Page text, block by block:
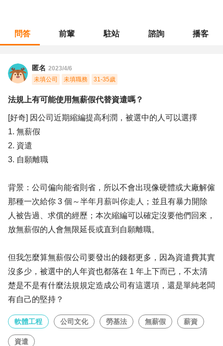
問答 前輩 駐站 諮詢 播客
匿名 2023/4/6
未填公司
未填職務 31-35歲
法規上有可能使用無薪假代替資遣嗎？
[好奇] 因公司近期縮編提高利潤，被選中的人可以選擇
1. 無薪假
2. 資遣
3. 自願離職
背景：公司偏向能省則省，所以不會出現像硬體或大廠解僱
那種一次給你 3 個～半年月薪叫你走人；並且有暴力開除
人被告過、求償的經歷；本次縮編可以確定沒要他們回來，
放無薪假的人會無限延長或直到自願離職。
但我怎麼算無薪假公司要發出的錢都更多，因為資遣費其實
沒多少，被選中的人年資也都落在 1 年上下而已，不太清
楚是不是有什麼法規規定造成公司有這選項，還是單純老闆
有自己的堅持？
軟體工程 公司文化 勞基法 無薪假 薪資
資遣